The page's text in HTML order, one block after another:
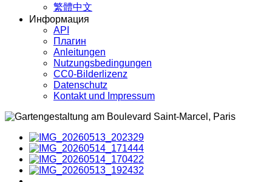
繁體中文
Информация
API
Плагин
Anleitungen
Nutzungsbedingungen
CC0-Bilderlizenz
Datenschutz
Kontakt und Impressum